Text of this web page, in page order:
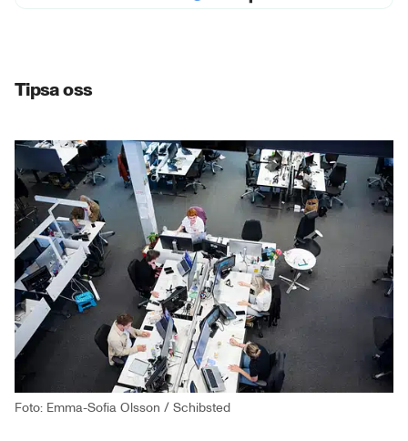
Tipsa oss
Foto: Emma-Sofia Olsson / Schibsted